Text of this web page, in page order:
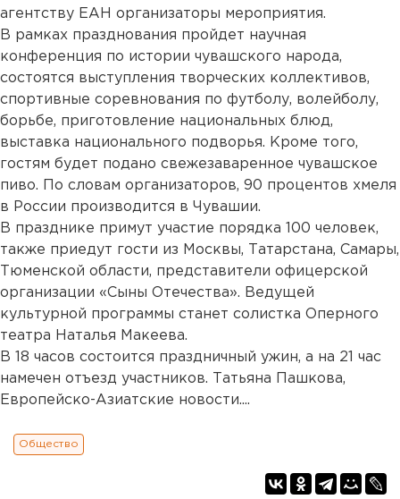
агентству ЕАН организаторы мероприятия.
В рамках празднования пройдет научная
конференция по истории чувашского народа,
состоятся выступления творческих коллективов,
спортивные соревнования по футболу, волейболу,
борьбе, приготовление национальных блюд,
выставка национального подворья. Кроме того,
гостям будет подано свежезаваренное чувашское
пиво. По словам организаторов, 90 процентов хмеля
в России производится в Чувашии.
В празднике примут участие порядка 100 человек,
также приедут гости из Москвы, Татарстана, Самары,
Тюменской области, представители офицерской
организации «Сыны Отечества». Ведущей
культурной программы станет солистка Оперного
театра Наталья Макеева.
В 18 часов состоится праздничный ужин, а на 21 час
намечен отъезд участников. Татьяна Пашкова,
Европейско-Азиатские новости....
Общество